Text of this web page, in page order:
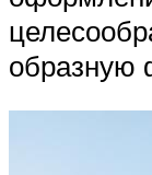
образную